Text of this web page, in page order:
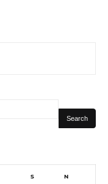
Search
S N